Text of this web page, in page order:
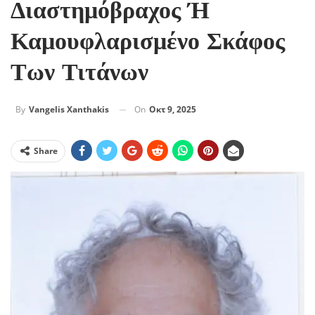
Διαστημόβραχος Ή
Καμουφλαρισμένο Σκάφος
Των Τιτάνων
By Vangelis Xanthakis On Οκτ 9, 2025
Share